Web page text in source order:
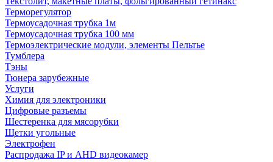
Терморегулятор
Термоусадочная трубка 1м
Термоусадочная трубка 100 мм
Термоэлектрические модули, элементы Пельтье
Тумблера
Тэны
Тюнера зарубежные
Услуги
Химия для электроники
Цифровые разъемы
Шестеренка для мясорубки
Щетки угольные
Электрофен
Распродажа IP и AHD видеокамер